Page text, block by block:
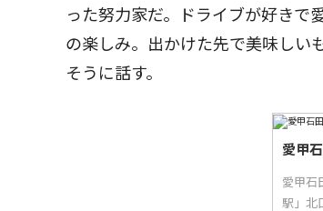
った努力家だ。ドライブが好きで
の楽しみ。出かけた先で美味しい
そうに話す。
愛甲
愛甲石
駅」北